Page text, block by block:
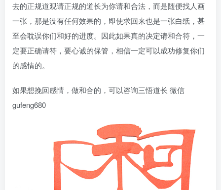
去的正规道观请正规的道长为你请和合法，而是随便找人画
一张，那是没有任何效果的，即使求回来也是一张白纸，甚
至会耽误你们和好的进度。因此如果真的决定请和合符，一
定要正确请符，要心诚的保管，相信一定可以成功修复你们
的感情的。
如果想挽回感情，做和合的，可以咨询三悟道长 微信
gufeng680